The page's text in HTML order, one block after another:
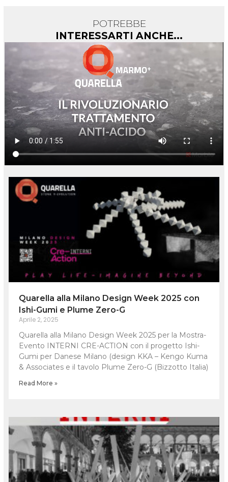
POTREBBE
INTERESSARTI ANCHE...
Quarella alla Milano Design Week 2025 con
Ishi-Gumi e Plume Zero-G
Aprile 2, 2025
Quarella alla Milano Design Week 2025 per la Mostra-
Evento INTERNI CRE-ACTION con il progetto Ishi-
Gumi per Danese Milano (design KKA – Kengo Kuma
& Associates e il tavolo Plume Zero-G (Bizzotto Italia)
Read More »